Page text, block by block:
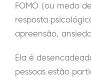
FOMO (ou medo
resposta
apreensão,
Ela é
pessoas estão